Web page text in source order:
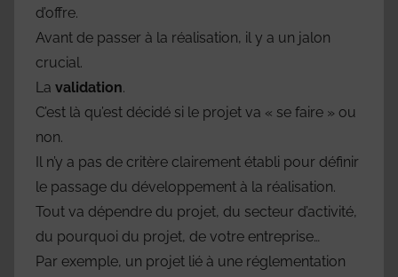
d’offre.
Avant de passer à la réalisation, il y a un jalon
crucial.
La validation.
C’est là qu’est décidé si le projet va « se faire » ou
non.
Il n’y a pas de critère clairement établi pour définir
le passage du développement à la réalisation.
Tout va dépendre du projet, du secteur d’activité,
du pourquoi du projet, de votre entreprise…
Par exemple, un projet lié à une réglementation